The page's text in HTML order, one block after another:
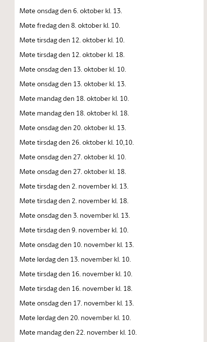
Møte onsdag den 6. oktober kl. 13.
Møte fredag den 8. oktober kl. 10.
Møte tirsdag den 12. oktober kl. 10.
Møte tirsdag den 12. oktober kl. 18.
Møte onsdag den 13. oktober kl. 10.
Møte onsdag den 13. oktober kl. 13.
Møte mandag den 18. oktober kl. 10.
Møte mandag den 18. oktober kl. 18.
Møte onsdag den 20. oktober kl. 13.
Møte tirsdag den 26. oktober kl. 10,10.
Møte onsdag den 27. oktober kl. 10.
Møte onsdag den 27. oktober kl. 18.
Møte tirsdag den 2. november kl. 13.
Møte tirsdag den 2. november kl. 18.
Møte onsdag den 3. november kl. 13.
Møte tirsdag den 9. november kl. 10.
Møte onsdag den 10. november kl. 13.
Møte lørdag den 13. november kl. 10.
Møte tirsdag den 16. november kl. 10.
Møte tirsdag den 16. november kl. 18.
Møte onsdag den 17. november kl. 13.
Møte lørdag den 20. november kl. 10.
Møte mandag den 22. november kl. 10.